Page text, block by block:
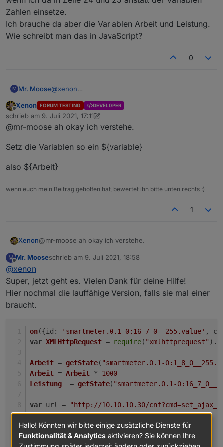
   "import_vah": Arbeit,
   "power_va": Leistung
}`;
Zahlen einsetze.
Ich brauche da aber die Variablen Arbeit und Leistung.
Wie schreibt man das in JavaScript?
0
M Mr. Moose@xenon
oben wenn ich da in Zeile 24 und 25 anstatt der
Variablen Zahlen einsetze.
Ich brauche da aber die Variablen Arbeit und
Offline
Xenon FORUM TESTING DEVELOPER
schrieb am 9. Juli 2021, 17:11
zuletzt editiert von Xenon 7. Sept. 2021, 19:20
@mr-moose ah okay ich verstehe.
Setz die Variablen so ein ${variable}
also ${Arbeit}
wenn euch mein Beitrag geholfen hat, bewertet ihn bitte unten rechts :)
1
Xenon@mr-moose ah okay ich verstehe.
Setz die Variablen so ein ${variable}
also ${Arbeit}
M Mr. Mooseschrieb am 9. Juli 2021, 18:58
zuletzt editiert von
@xenon
Super, jetzt geht es. Vielen Dank für deine Hilfe!
Hier nochmal die lauffähige Version, falls sie mal einer
braucht.
on({id : 'smartmeter.0.1-0:16_7_0__255.value' ,
var XMLHttpRequest = require( "xmlhttprequest" ).
Arbeit = getState( "smartmeter.0.1-
Arbeit = Arbeit * 1000
Leistung
  =
getState( "smartmeter.0.1-
var url = "http://10.10.10.30/
var xhr = new XMLHttpRequest();
xhr.open("POST", url);
Hallo! Könnten wir bitte einige zusätzliche Dienste für
Funktionalität & Analytics aktivieren? Sie können Ihre